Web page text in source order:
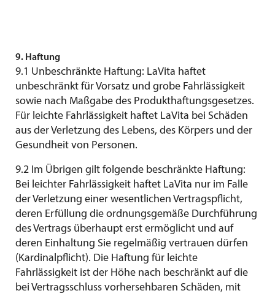
9. Haftung
9.1 Unbeschränkte Haftung: LaVita haftet
unbeschränkt für Vorsatz und grobe Fahrlässigkeit
sowie nach Maßgabe des Produkthaftungsgesetzes.
Für leichte Fahrlässigkeit haftet LaVita bei Schäden
aus der Verletzung des Lebens, des Körpers und der
Gesundheit von Personen.
9.2 Im Übrigen gilt folgende beschränkte Haftung:
Bei leichter Fahrlässigkeit haftet LaVita nur im Falle
der Verletzung einer wesentlichen Vertragspflicht,
deren Erfüllung die ordnungsgemäße Durchführung
des Vertrags überhaupt erst ermöglicht und auf
deren Einhaltung Sie regelmäßig vertrauen dürfen
(Kardinalpflicht). Die Haftung für leichte
Fahrlässigkeit ist der Höhe nach beschränkt auf die
bei Vertragsschluss vorhersehbaren Schäden, mit